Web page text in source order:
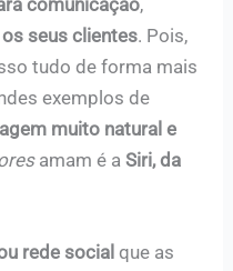
comunicação,
seus clientes. Pois,
tudo de forma mais
exemplos de
muito natural e
amam é aSiri, da
rede socialque as